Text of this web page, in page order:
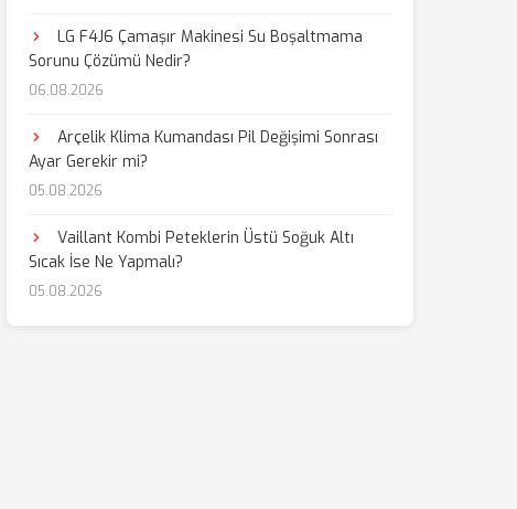
LG F4J6 Çamaşır Makinesi Su Boşaltmama
Sorunu Çözümü Nedir?
06.08.2026
Arçelik Klima Kumandası Pil Değişimi Sonrası
Ayar Gerekir mi?
05.08.2026
Vaillant Kombi Peteklerin Üstü Soğuk Altı
Sıcak İse Ne Yapmalı?
05.08.2026